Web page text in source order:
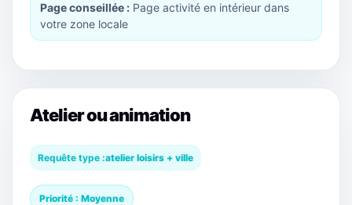
Page conseillée : Page activité en intérieur dans
votre zone locale
Atelier ou animation
Requête type :atelier loisirs + ville
Priorité : Moyenne